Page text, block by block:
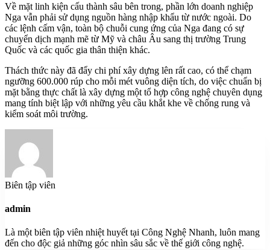
Về mặt linh kiện cấu thành sâu bên trong, phần lớn doanh nghiệp
Nga vẫn phải sử dụng nguồn hàng nhập khẩu từ nước ngoài. Do
các lệnh cấm vận, toàn bộ chuỗi cung ứng của Nga đang có sự
chuyển dịch mạnh mẽ từ Mỹ và châu Âu sang thị trường Trung
Quốc và các quốc gia thân thiện khác.
Thách thức này đã đẩy chi phí xây dựng lên rất cao, có thể chạm
ngưỡng 600.000 rúp cho mỗi mét vuông diện tích, do việc chuẩn bị
mặt bằng thực chất là xây dựng một tổ hợp công nghệ chuyên dụng
mang tính biệt lập với những yêu cầu khắt khe về chống rung và
kiểm soát môi trường.
Biên tập viên
admin
Là một biên tập viên nhiệt huyết tại Công Nghệ Nhanh, luôn mang
đến cho độc giả những góc nhìn sâu sắc về thế giới công nghệ.